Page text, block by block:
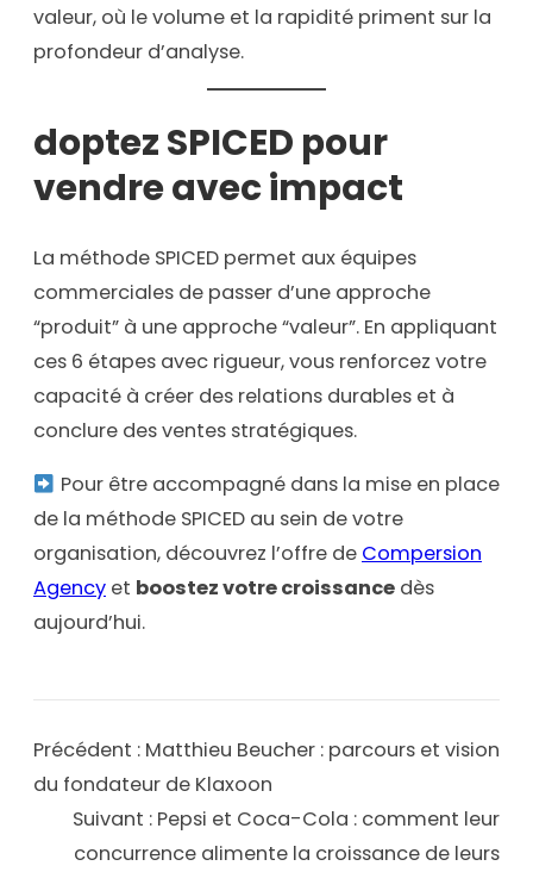
valeur, où le volume et la rapidité priment sur la
profondeur d’analyse.
doptez SPICED pour
vendre avec impact
La méthode SPICED permet aux équipes
commerciales de passer d’une approche
“produit” à une approche “valeur”. En appliquant
ces 6 étapes avec rigueur, vous renforcez votre
capacité à créer des relations durables et à
conclure des ventes stratégiques.
Pour être accompagné dans la mise en place
de la méthode SPICED au sein de votre
organisation, découvrez l’offre de Compersion
Agency et boostez votre croissance dès
aujourd’hui.
Précédent : Matthieu Beucher : parcours et vision
du fondateur de Klaxoon
Suivant : Pepsi et Coca-Cola : comment leur
concurrence alimente la croissance de leurs